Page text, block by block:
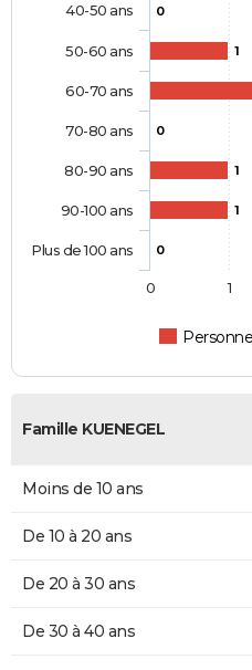
0
1
0
1
1
0
40-50 ans
50-60 ans
60-70 ans
70-80 ans
80-90 ans
90-100 ans
Plus de 100 ans
0 1
Famille KUENEGEL
Moins de 10 ans
De 10 à 20 ans
De 20 à 30 ans
De 30 à 40 ans